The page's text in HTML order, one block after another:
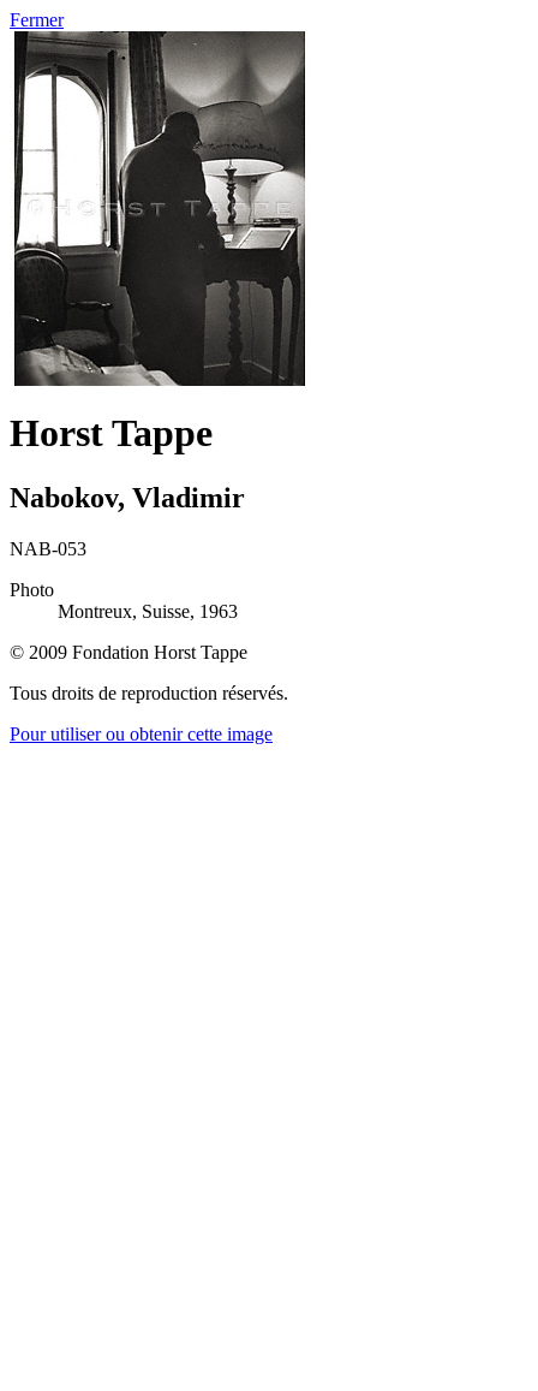
Fermer
Horst Tappe
Nabokov, Vladimir
NAB-053
Photo
Montreux, Suisse, 1963
© 2009 Fondation Horst Tappe
Tous droits de reproduction réservés.
Pour utiliser ou obtenir cette image